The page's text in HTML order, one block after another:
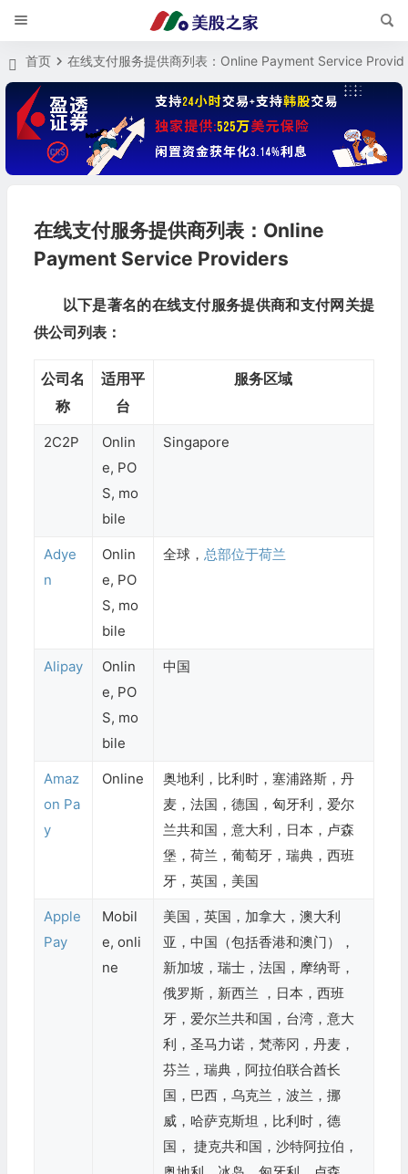
首页 在线支付服务提供商列表：Online Payment Service
在线支付服务提供商列表：Online
Payment Service Providers
以下是著名的在线支付服务提供商和支付网关提
供公司列表：
公司名
称
适用平
台
服务区域
2C2P
Onlin
e, PO
S, mo
bile
Singapore
Adye
n
Onlin
e, PO
S, mo
bile
全球， 总部位于荷兰
Alipay
Onlin
e, PO
S, mo
bile
中国
Amaz
on Pa
y
Online
奥地利，比利时，塞浦路斯，丹
麦，法国，德国，匈牙利，爱尔
兰共和国，意大利，日本，卢森
堡，荷兰，葡萄牙，瑞典，西班
牙，英国，美国
Apple
Pay
Mobil
e, onli
ne
美国，英国，加拿大，澳大利
亚，中国（包括香港和澳门），
新加坡，瑞士，法国，摩纳哥，
俄罗斯，新西兰 ，日本，西班
牙，爱尔兰共和国，台湾，意大
利，圣马力诺，梵蒂冈，丹麦，
芬兰，瑞典，阿拉伯联合酋长
国，巴西，乌克兰，波兰，挪
威，哈萨克斯坦，比利时，德
国， 捷克共和国，沙特阿拉伯，